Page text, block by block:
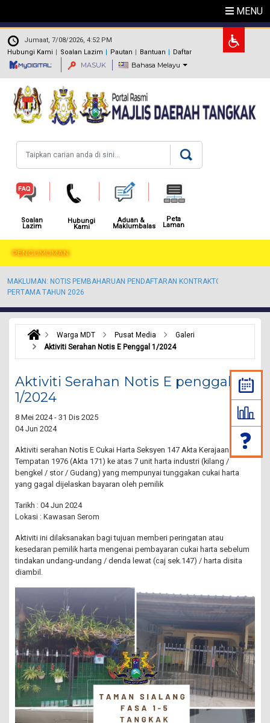
MENU
.
Jumaat, 7/08/2026, 4:52 PM
Hubungi Kami
Soalan Lazim Pautan Bantuan Daftar
MASUK Bahasa Melayu
Soalan
Lazim
Hubungi
Kami
Aduan &
Maklumbalas
Peta
Laman
PENGUMUMAN
MAKLUMAN: NOTIS PEMBAHARUAN PENDAFTARAN KONTRAKTOR KALI
PERTAMA TAHUN 2026
Warga MDT Pusat Media
Galeri
Aktiviti Serahan Notis E Penggal 1/2024
Aktiviti Serahan Notis E penggal
1/2024
8 Mei 2024 - 31 Dis 2025
04 Jun 2024
Aktiviti serahan Notis E Cukai Harta Seksyen 147 Akta Kerajaan
Tempatan 1976 (Akta 171) ke atas 7 unit harta industri (kilang /
bengkel / stor / Gudang) yang mempunyai tunggakan cukai harta
yang gagal dijelaskan bayaran oleh pemilik
Tarikh : 04 Jun 2024
Lokasi : Kawasan Serom
Aktiviti ini dilaksanakan bagi tujuan memberi peringatan atau
kesedaran pemilik harta mengenai pembayaran cukai harta sebelum
tindakan undang-undang / denda lewat (caj sek.147) / harta disita
diambil.